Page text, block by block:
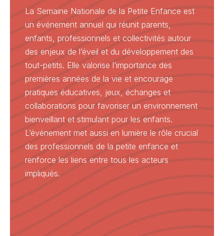
La Semaine Nationale de la Petite Enfance est
un événement annuel qui réunit parents,
enfants, professionnels et collectivités autour
des enjeux de l’éveil et du développement des
tout-petits. Elle valorise l’importance des
premières années de la vie et encourage
pratiques éducatives, jeux, échanges et
collaborations pour favoriser un environnement
bienveillant et stimulant pour les enfants.
L’événement met aussi en lumière le rôle crucial
des professionnels de la petite enfance et
renforce les liens entre tous les acteurs
impliqués.